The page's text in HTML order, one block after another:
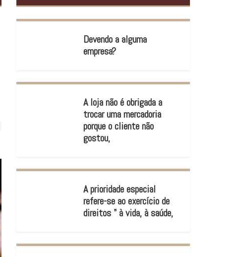
Devendo a alguma
empresa?
A loja não é obrigada a
trocar uma mercadoria
porque o cliente não
gostou,
A prioridade especial
refere-se ao exercício de
direitos " à vida, à saúde,